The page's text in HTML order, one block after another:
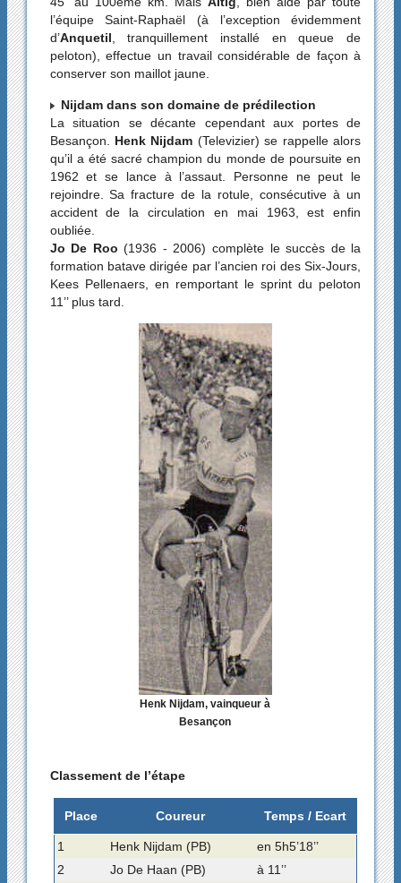
l’équipe Saint-Raphaël (à l’exception évidemment
d’Anquetil, tranquillement installé en queue de
peloton), effectue un travail considérable de façon à
conserver son maillot jaune.
Nijdam dans son domaine de prédilection
La situation se décante cependant aux portes de
Besançon. Henk Nijdam (Televizier) se rappelle alors
qu’il a été sacré champion du monde de poursuite en
1962 et se lance à l’assaut. Personne ne peut le
rejoindre. Sa fracture de la rotule, consécutive à un
accident de la circulation en mai 1963, est enfin
oubliée.
Jo De Roo (1936 - 2006) complète le succès de la
formation batave dirigée par l’ancien roi des Six-Jours,
Kees Pellenaers, en remportant le sprint du peloton
11’’ plus tard.
Henk Nijdam, vainqueur à
Besançon
Classement de l’étape
Place Coureur Temps / Ecart
1 Henk Nijdam (PB)
en 5h5’18’’
2
Jo De Haan (PB)
à 11’’